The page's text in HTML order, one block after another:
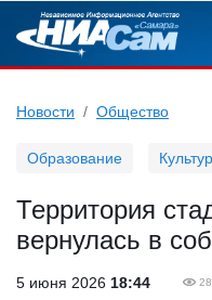
Новости Общество
Образование
Территория
вернулась в
5 июня 2026 18:44